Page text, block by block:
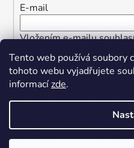
Tento web používá soubory
tohoto webu vyjadřujete
informacízde.
E-mail
Vložením e-mailu
osobních údajů
PŘIHLÁSIT SE